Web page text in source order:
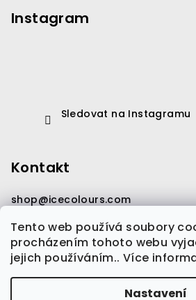
Tento web používá soubory
procházením tohoto webu
jejich používáním.. Více
Nastavení
Instagram
Sledovat na Instagramu
Kontakt
shop@icecolours.com